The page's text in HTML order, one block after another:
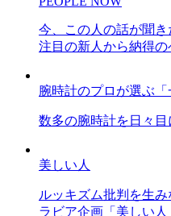
今、この人の話が聞
注目の新人から納得
腕時計のプロが選ぶ「
数多の腕時計を日々
美しい人
ルッキズム批判を生
ラビア企画「美しい